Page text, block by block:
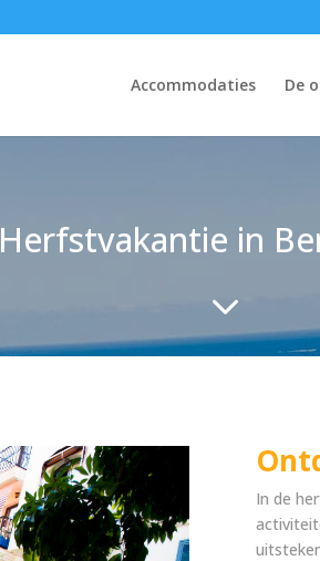
Accommodaties De
Herfstvakantie in
3
In de